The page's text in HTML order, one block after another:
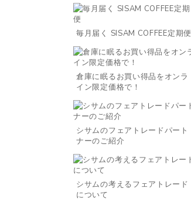
毎月届く SISAM COFFEE定期便
倉庫に眠るお買い得品をオンラ
イン限定価格で！
シサムのフェアトレードパート
ナーのご紹介
シサムの考えるフェアトレード
について